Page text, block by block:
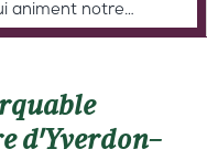
animent notre
d'Yverdon-